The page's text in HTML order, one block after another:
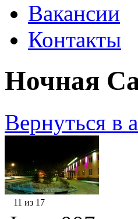
Вакансии
Контакты
Ночная
Вернуться в
11 из 17